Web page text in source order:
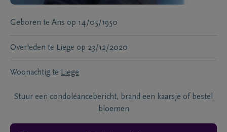
Geboren te Ans op 14/05/1950
Overleden te Liege op 23/12/2020
Woonachtig te Liege
Stuur een condoléancebericht, brand een kaarsje of bestel
bloemen